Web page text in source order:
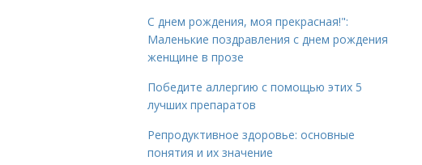
С днем рождения, моя прекрасная!":
Маленькие поздравления с днем рождения
женщине в прозе
Победите аллергию с помощью этих 5
лучших препаратов
Репродуктивное здоровье: основные
понятия и их значение